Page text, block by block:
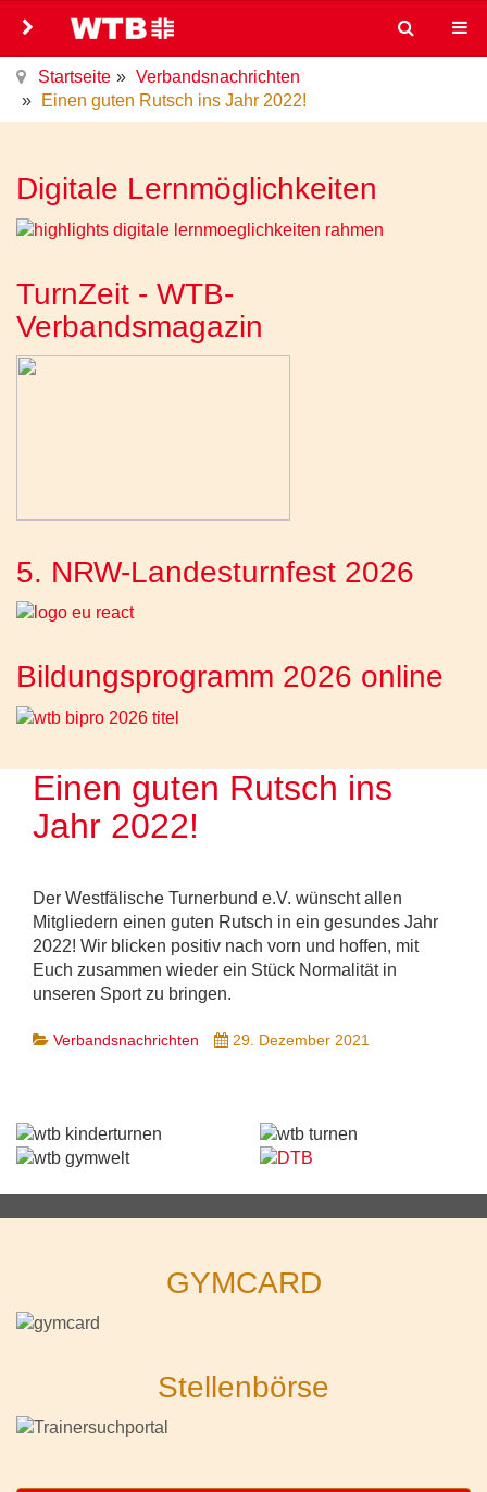
Startseite
Verbandsnachrichten
Einen guten Rutsch ins Jahr 2022!
Digitale Lernmöglichkeiten
TurnZeit - WTB-
Verbandsmagazin
5. NRW-Landesturnfest 2026
Bildungsprogramm 2026 online
Einen guten Rutsch ins
Jahr 2022!
Der Westfälische Turnerbund e.V. wünscht allen
Mitgliedern einen guten Rutsch in ein gesundes Jahr
2022! Wir blicken positiv nach vorn und hoffen, mit
Euch zusammen wieder ein Stück Normalität in
unseren Sport zu bringen.
Verbandsnachrichten 29. Dezember 2021
GYMCARD
Stellenbörse